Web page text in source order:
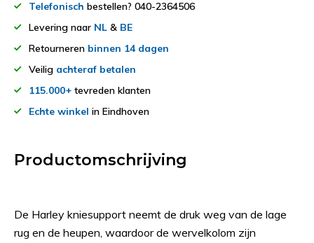
Telefonisch bestellen? 040-2364506
Levering naar NL & BE
Retourneren binnen 14 dagen
Veilig achteraf betalen
115.000+ tevreden klanten
Echte winkel in Eindhoven
Productomschrijving
De Harley kniesupport neemt de druk weg van de lage
rug en de heupen, waardoor de wervelkolom zijn